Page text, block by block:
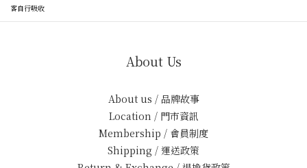
客自行吸收
About Us
About us / 品牌故事
Location / 門市資訊
Membership / 會員制度
Shipping / 運送政策